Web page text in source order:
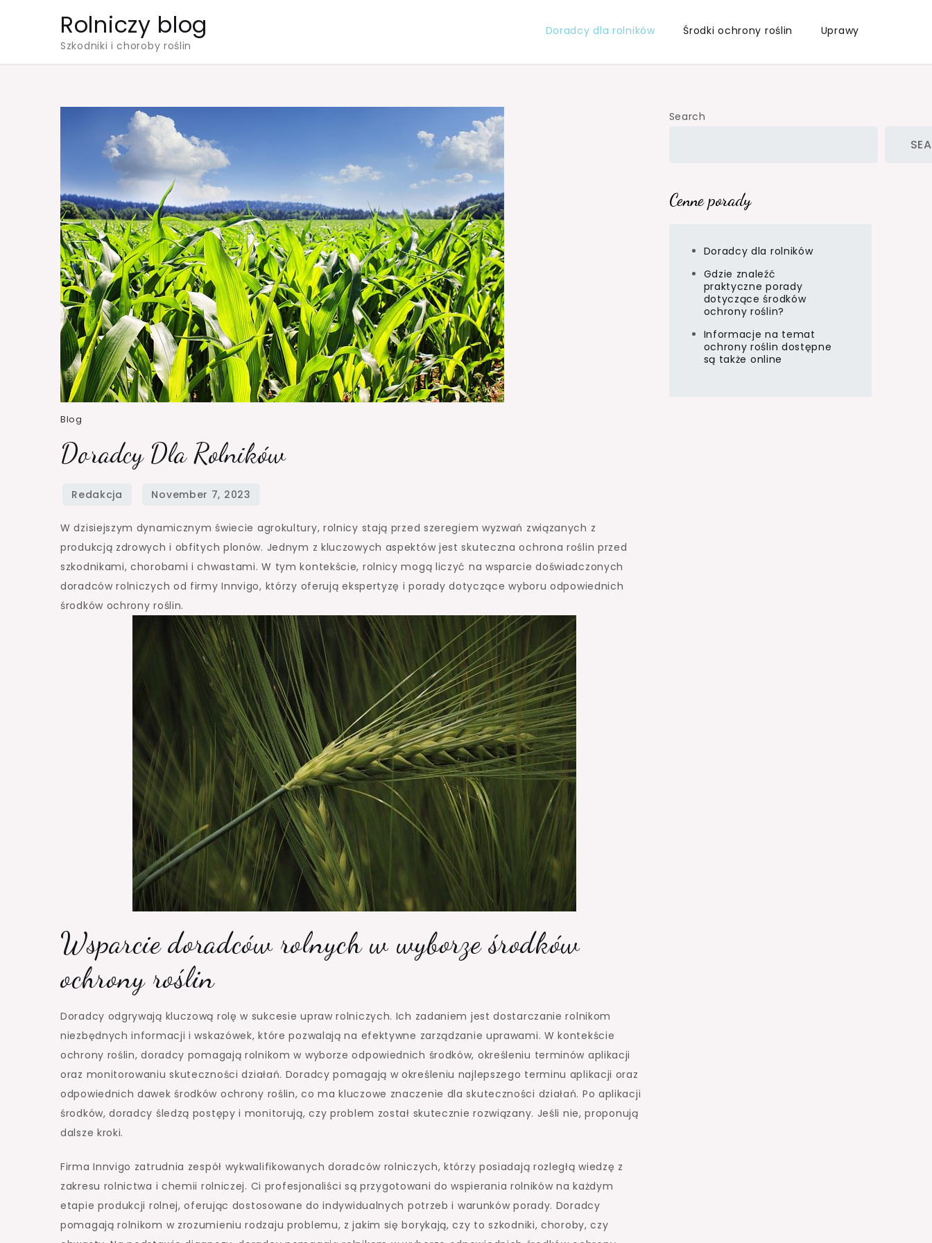
Rolniczy blog
Szkodniki i choroby roślin
Doradcy dla rolników Środki ochrony roślin Uprawy
Blog
Doradcy Dla Rolników
W dzisiejszym dynamicznym świecie agrokultury, rolnicy stają przed szeregiem wyzwań związanych z
produkcją zdrowych i obfitych plonów. Jednym z kluczowych aspektów jest skuteczna ochrona roślin przed
szkodnikami, chorobami i chwastami. W tym kontekście, rolnicy mogą liczyć na wsparcie doświadczonych
doradców rolniczych od firmy Innvigo, którzy oferują ekspertyzę i porady dotyczące wyboru odpowiednich
środków ochrony roślin.
Wsparcie doradców rolnych w wyborze środków
ochrony roślin
Doradcy odgrywają kluczową rolę w sukcesie upraw rolniczych. Ich zadaniem jest dostarczanie rolnikom
niezbędnych informacji i wskazówek, które pozwalają na efektywne zarządzanie uprawami. W kontekście
ochrony roślin, doradcy pomagają rolnikom w wyborze odpowiednich środków, określeniu terminów aplikacji
oraz monitorowaniu skuteczności działań. Doradcy pomagają w określeniu najlepszego terminu aplikacji oraz
odpowiednich dawek środków ochrony roślin, co ma kluczowe znaczenie dla skuteczności działań. Po aplikacji
środków, doradcy śledzą postępy i monitorują, czy problem został skutecznie rozwiązany. Jeśli nie, proponują
dalsze kroki.
Firma Innvigo zatrudnia zespół wykwalifikowanych doradców rolniczych, którzy posiadają rozległą wiedzę z
zakresu rolnictwa i chemii rolniczej. Ci profesjonaliści są przygotowani do wspierania rolników na każdym
etapie produkcji rolnej, oferując dostosowane do indywidualnych potrzeb i warunków porady. Doradcy
pomagają rolnikom w zrozumieniu rodzaju problemu, z jakim się borykają, czy to szkodniki, choroby, czy
Search
Cenne porady
Doradcy dla rolników
Gdzie znaleźć
praktyczne porady
dotyczące środków
ochrony roślin?
Informacje na temat
ochrony roślin dostępne
są także online